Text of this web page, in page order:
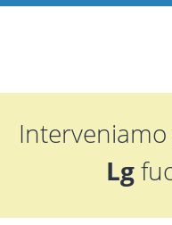
Interveniamo
Lg